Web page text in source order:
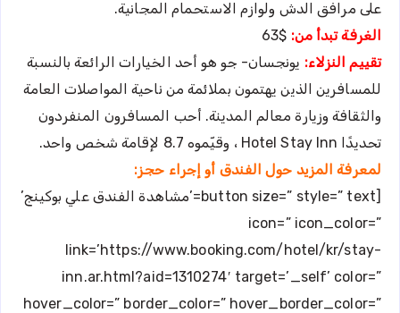
على مرافق الدش ولوازم الاستحمام المجانية.
الغرفة تبدأ من: $63
تقييم النزلاء: يونجسان- جو هو أحد الخيارات الرائعة بالنسبة
للمسافرين الذين يهتمون بملائمة من ناحية المواصلات العامة
والثقافة وزيارة معالم المدينة. أحب المسافرون المنفردون
تحديدًا Hotel Stay Inn ، وقيّموه 8.7 لإقامة شخص واحد.
لمعرفة المزيد حول الفندق أو إجراء حجز:
[button size=” style=” text=’مشاهدة الفندق علي بوكينج’
icon=” icon_color=”
link=’https://www.booking.com/hotel/kr/stay-
inn.ar.html?aid=1310274′ target=’_self’ color=”
hover_color=” border_color=” hover_border_color=”